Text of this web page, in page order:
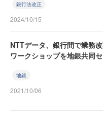
銀行法改正
2024/10/15
NTTデータ、銀行間で業務
ワークショップを地銀共同
地銀
2021/10/06